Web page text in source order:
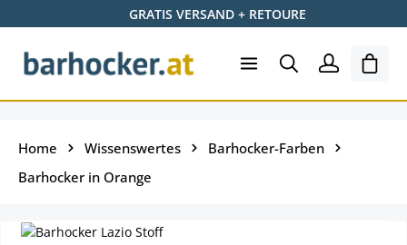
Zum Hauptinhalt springenGRATIS VERSAND + RETOURE
Home Wissenswertes
Barhocker-Farben
Barhocker in Orange